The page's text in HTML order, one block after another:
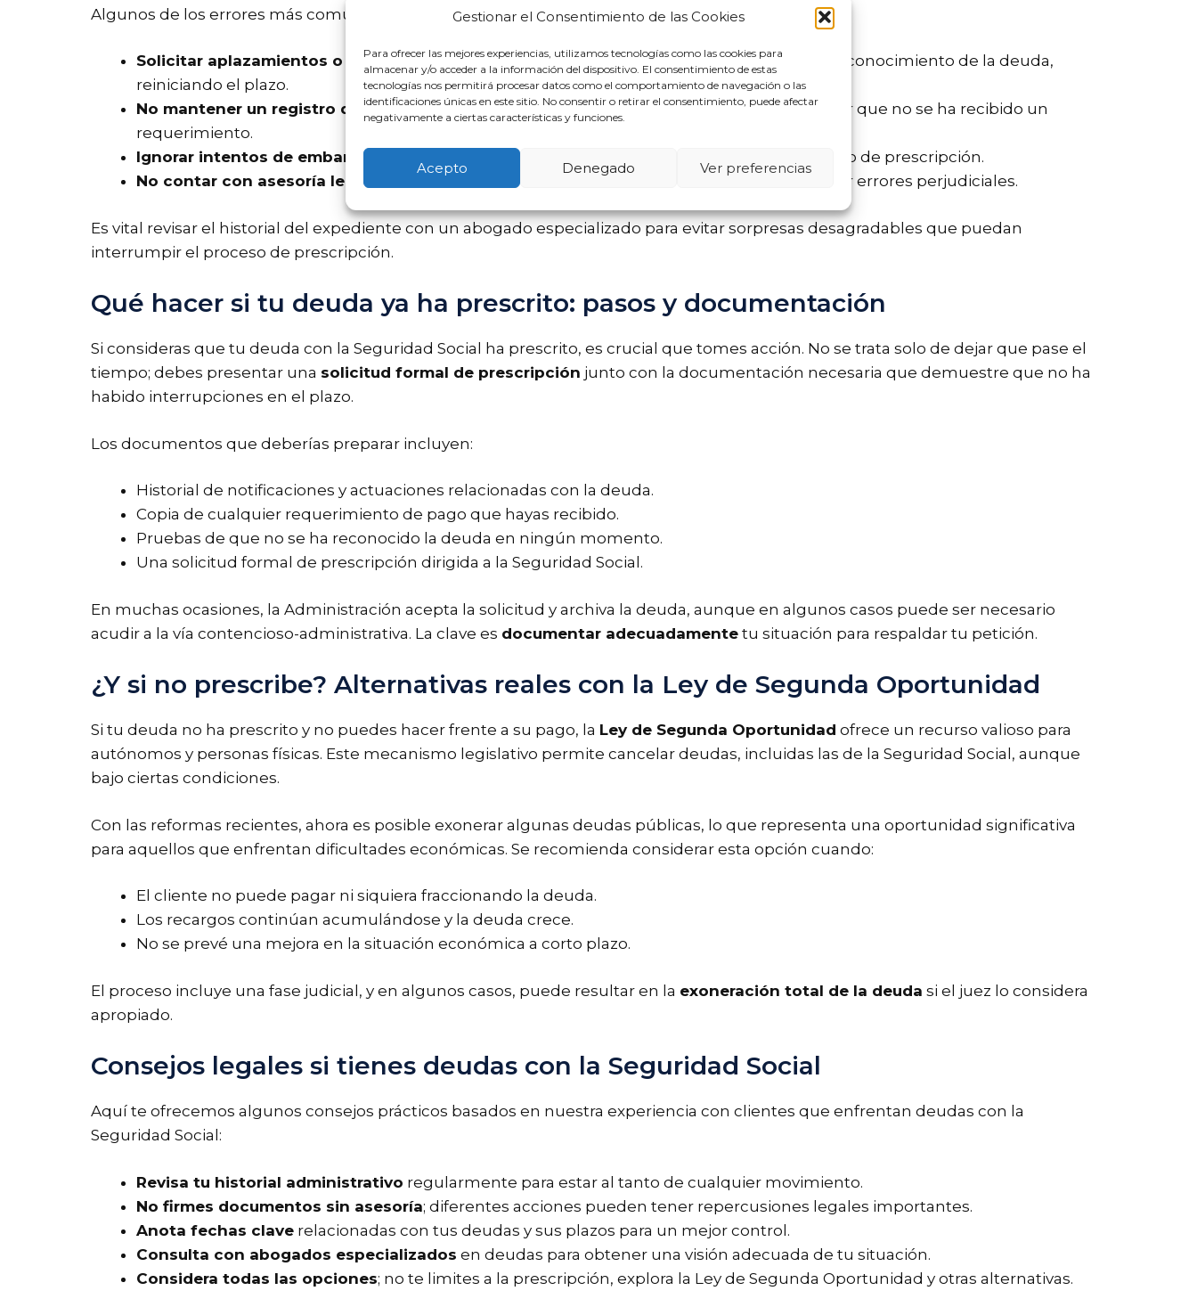
Gestionar el Consentimiento de las Cookies
Para ofrecer las mejores experiencias, utilizamos tecnologías como las cookies para
almacenar y/o acceder a la información del dispositivo. El consentimiento de estas
tecnologías nos permitirá procesar datos como el comportamiento de navegación o las
identificaciones únicas en este sitio. No consentir o retirar el consentimiento, puede afectar
negativamente a ciertas características y funciones.
Acepto Denegado Ver preferencias
Algunos de los errores más comunes incluyen:
Solicitar aplazamientos o fraccionamientossin estar al tanto de que esto puede ser un reconocimiento de la deuda,
reiniciando el plazo.
No mantener un registro de las notificacionesrecibidas, lo que puede dificultar demostrar que no se ha recibido un
requerimiento.
Ignorar intentos de embargo
; incluso si no se ejecuta, un intento puede interrumpir el plazo de prescripción.
No contar con asesoría legal
; cada caso es único y requiere un análisis adecuado para evitar errores perjudiciales.
Es vital revisar el historial del expediente con un abogado especializado para evitar sorpresas desagradables que puedan
interrumpir el proceso de prescripción.
Qué hacer si tu deuda ya ha prescrito: pasos y documentación
Si consideras que tu deuda con la Seguridad Social ha prescrito, es crucial que tomes acción. No se trata solo de dejar que pase el
tiempo; debes presentar una solicitud formal de prescripción junto con la documentación necesaria que demuestre que no ha
habido interrupciones en el plazo.
Los documentos que deberías preparar incluyen:
Historial de notificaciones y actuaciones relacionadas con la deuda.
Copia de cualquier requerimiento de pago que hayas recibido.
Pruebas de que no se ha reconocido la deuda en ningún momento.
Una solicitud formal de prescripción dirigida a la Seguridad Social.
En muchas ocasiones, la Administración acepta la solicitud y archiva la deuda, aunque en algunos casos puede ser necesario
acudir a la vía contencioso-administrativa. La clave es documentar adecuadamente tu situación para respaldar tu petición.
¿Y si no prescribe? Alternativas reales con la Ley de Segunda Oportunidad
Si tu deuda no ha prescrito y no puedes hacer frente a su pago, la Ley de Segunda Oportunidad ofrece un recurso valioso para
autónomos y personas físicas. Este mecanismo legislativo permite cancelar deudas, incluidas las de la Seguridad Social, aunque
bajo ciertas condiciones.
Con las reformas recientes, ahora es posible exonerar algunas deudas públicas, lo que representa una oportunidad significativa
para aquellos que enfrentan dificultades económicas. Se recomienda considerar esta opción cuando:
El cliente no puede pagar ni siquiera fraccionando la deuda.
Los recargos continúan acumulándose y la deuda crece.
No se prevé una mejora en la situación económica a corto plazo.
El proceso incluye una fase judicial, y en algunos casos, puede resultar en la exoneración total de la deuda si el juez lo considera
apropiado.
Consejos legales si tienes deudas con la Seguridad Social
Aquí te ofrecemos algunos consejos prácticos basados en nuestra experiencia con clientes que enfrentan deudas con la
Seguridad Social:
Revisa tu historial administrativo regularmente para estar al tanto de cualquier movimiento.
No firmes documentos sin asesoría; diferentes acciones pueden tener repercusiones legales importantes.
Anota fechas clave relacionadas con tus deudas y sus plazos para un mejor control.
Consulta con abogados especializados en deudas para obtener una visión adecuada de tu situación.
Considera todas las opciones; no te limites a la prescripción, explora la Ley de Segunda Oportunidad y otras alternativas.